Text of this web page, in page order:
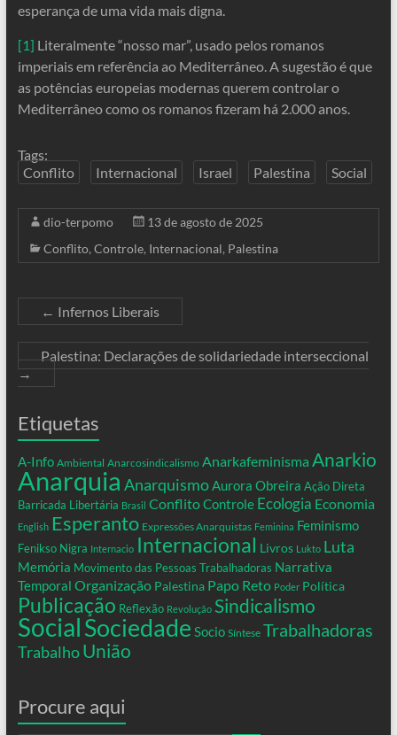
esperança de uma vida mais digna.
[1] Literalmente “nosso mar”, usado pelos romanos
imperiais em referência ao Mediterrâneo. A sugestão é que
as potências europeias modernas querem controlar o
Mediterrâneo como os romanos fizeram há 2.000 anos.
Tags:
Conflito
Internacional Israel Palestina Social
dio-terpomo
13 de agosto de 2025
Conflito, Controle, Internacional, Palestina
← Infernos Liberais
Palestina: Declarações de solidariedade interseccional
→
Etiquetas
A-Info Ambiental Anarcosindicalismo Anarkafeminisma Anarkio
Anarquia AnarquismoAurora Obreira Ação Direta
Barricada Libertária Brasil ConflitoControle Ecologia Economia
English Esperanto Expressões Anarquistas Feminina Feminismo
Fenikso Nigra Internacio Internacional Livros Lukto Luta
Memória Movimento das Pessoas Trabalhadoras Narrativa
Temporal Organização Palestina Papo Reto Poder Política
Publicação Reflexão Revolução Sindicalismo
SocialSociedade Socio Síntese Trabalhadoras
Trabalho União
Procure aqui